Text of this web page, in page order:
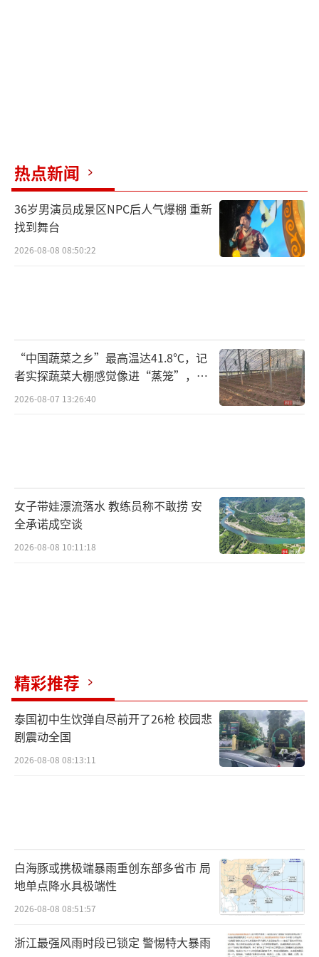
热点新闻
36岁男演员成景区NPC后人气爆棚 重新
找到舞台
2026-08-08 08:50:22
“中国蔬菜之乡”最高温达41.8℃，记
者实探蔬菜大棚感觉像进“蒸笼”，有
村民称只能凌晨两点起来干活
2026-08-07 13:26:40
女子带娃漂流落水 教练员称不敢捞 安
全承诺成空谈
2026-08-08 10:11:18
精彩推荐
泰国初中生饮弹自尽前开了26枪 校园悲
剧震动全国
2026-08-08 08:13:11
白海豚或携极端暴雨重创东部多省市 局
地单点降水具极端性
2026-08-08 08:51:57
浙江最强风雨时段已锁定 警惕特大暴雨